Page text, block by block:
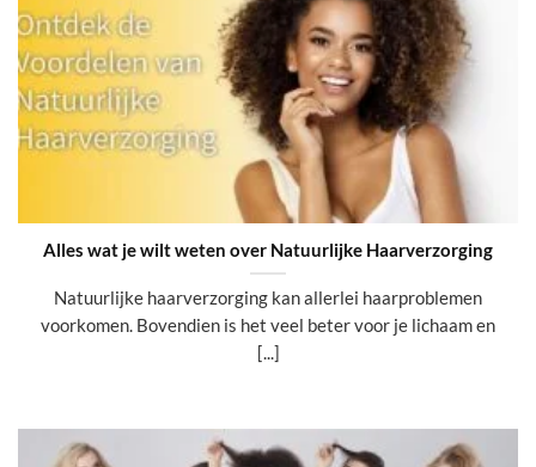
Alles wat je wilt weten over Natuurlijke Haarverzorging
Natuurlijke haarverzorging kan allerlei haarproblemen
voorkomen. Bovendien is het veel beter voor je lichaam en
[...]